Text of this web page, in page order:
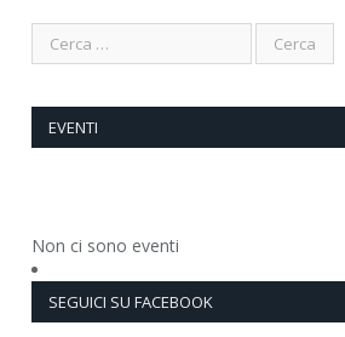
EVENTI
Non ci sono eventi
SEGUICI SU FACEBOOK